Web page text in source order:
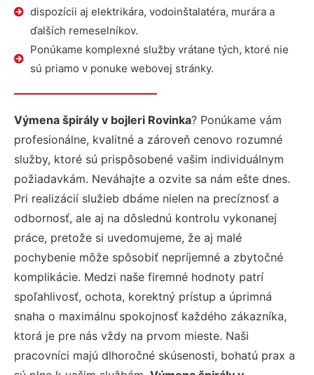
dispozícii aj elektrikára, vodoinštalatéra, murára a
ďalších remeselníkov.
Ponúkame komplexné služby vrátane tých, ktoré nie
sú priamo v ponuke webovej stránky.
Výmena špirály v bojleri Rovinka? Ponúkame vám
profesionálne, kvalitné a zároveň cenovo rozumné
služby, ktoré sú prispôsobené vašim individuálnym
požiadavkám. Neváhajte a ozvite sa nám ešte dnes.
Pri realizácií služieb dbáme nielen na precíznosť a
odbornosť, ale aj na dôslednú kontrolu vykonanej
práce, pretože si uvedomujeme, že aj malé
pochybenie môže spôsobiť nepríjemné a zbytočné
komplikácie. Medzi naše firemné hodnoty patrí
spoľahlivosť, ochota, korektný prístup a úprimná
snaha o maximálnu spokojnosť každého zákazníka,
ktorá je pre nás vždy na prvom mieste. Naši
pracovníci majú dlhoročné skúsenosti, bohatú prax a